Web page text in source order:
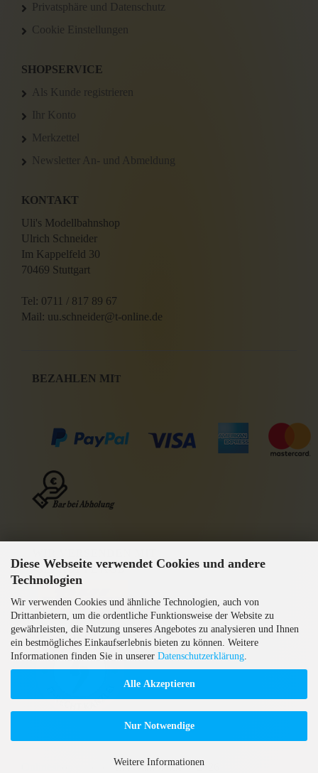
Diese Webseite verwendet Cookies und andere
Technologien
Wir verwenden Cookies und ähnliche Technologien, auch von
Drittanbietern, um die ordentliche Funktionsweise der Website zu
gewährleisten, die Nutzung unseres Angebotes zu analysieren und Ihnen
ein bestmögliches Einkaufserlebnis bieten zu können. Weitere
Informationen finden Sie in unserer Datenschutzerklärung
Alle Akzeptieren
Nur Notwendige
Weitere Informationen
Privatsphäre und Datenschutz
Cookie Einstellungen
SHOPSERVICE
Als Kunde registrieren
Ihr Konto
Merkzettel
Newsletter An- und Abmeldung
KONTAKT
Uli's Modellbahnshop
Ulrich Schneider
Im Kappelfeld 30
70469 Stuttgart
Tel: 0711 / 817 89 67
Mail: uu.schneider@t-online.de
BEZAHLEN MIT
GEPRÜFTE AGB
mit Gambio.de © 2026